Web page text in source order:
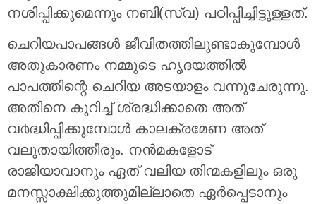
നശിപ്പിക്കുമെന്നും നബി(സ്വ) പഠിപ്പിച്ചിട്ടുള്ളത്.
ചെറിയപാപങ്ങള്‍ ജീവിതത്തിലുണ്ടാകുമ്പോള്‍
അതുകാരണം നമ്മുടെ ഹൃദയത്തില്‍
പാപത്തിന്റെ ചെറിയ അടയാളം വന്നുചേരുന്നു.
അതിനെ കുറിച്ച് ശ്രദ്ധിക്കാതെ അത്
വ൪ദ്ധിപ്പിക്കുമ്പോള്‍ കാലക്രമേണ അത്
വലുതായിത്തീരും. നന്‍മകളോട്
രാജിയാവാനും ഏത് വലിയ തിന്മകളിലും ഒരു
മനസ്സാക്ഷിക്കുത്തുമില്ലാതെ ഏര്‍പ്പെടാനും